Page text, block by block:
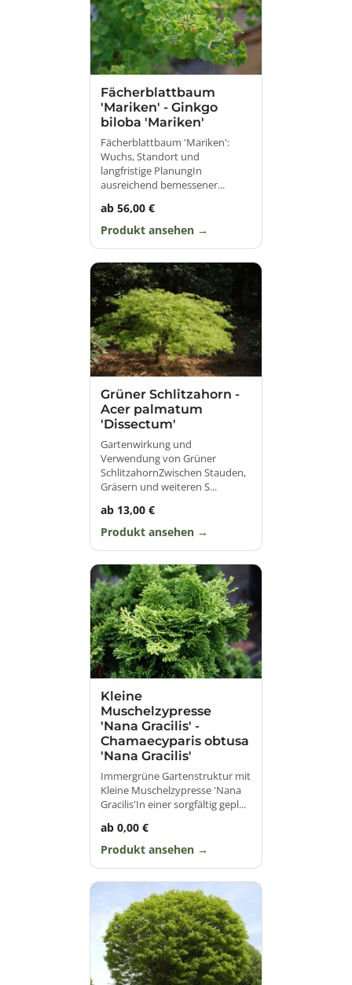
Fächerblattbaum
'Mariken' - Ginkgo
biloba 'Mariken'
Fächerblattbaum 'Mariken':
Wuchs, Standort und
langfristige PlanungIn
ausreichend bemessener...
ab 56,00 €
Produkt ansehen
Grüner Schlitzahorn -
Acer palmatum
'Dissectum'
Gartenwirkung und
Verwendung von Grüner
SchlitzahornZwischen Stauden,
Gräsern und weiteren S...
ab 13,00 €
Produkt ansehen
Kleine
Muschelzypresse
'Nana Gracilis' -
Chamaecyparis obtusa
'Nana Gracilis'
Immergrüne Gartenstruktur mit
Kleine Muschelzypresse 'Nana
Gracilis'In einer sorgfältig gepl...
ab 0,00 €
Produkt ansehen